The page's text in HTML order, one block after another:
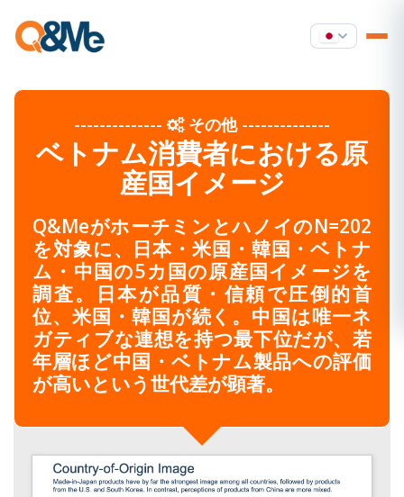
-------------- その他--------------
ベトナム消費者における原
産国イメージ
Q&MeがホーチミンとハノイのN=202
を対象に、日本・米国・韓国・ベトナ
ム・中国の5カ国の原産国イメージを
調査。日本が品質・信頼で圧倒的首
位、米国・韓国が続く。中国は唯一ネ
ガティブな連想を持つ最下位だが、若
年層ほど中国・ベトナム製品への評価
が高いという世代差が顕著。